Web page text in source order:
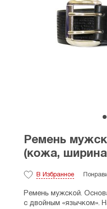
Ремень
(кожа,
В Избранное
Ремень мужской.
с двойным «язычком».